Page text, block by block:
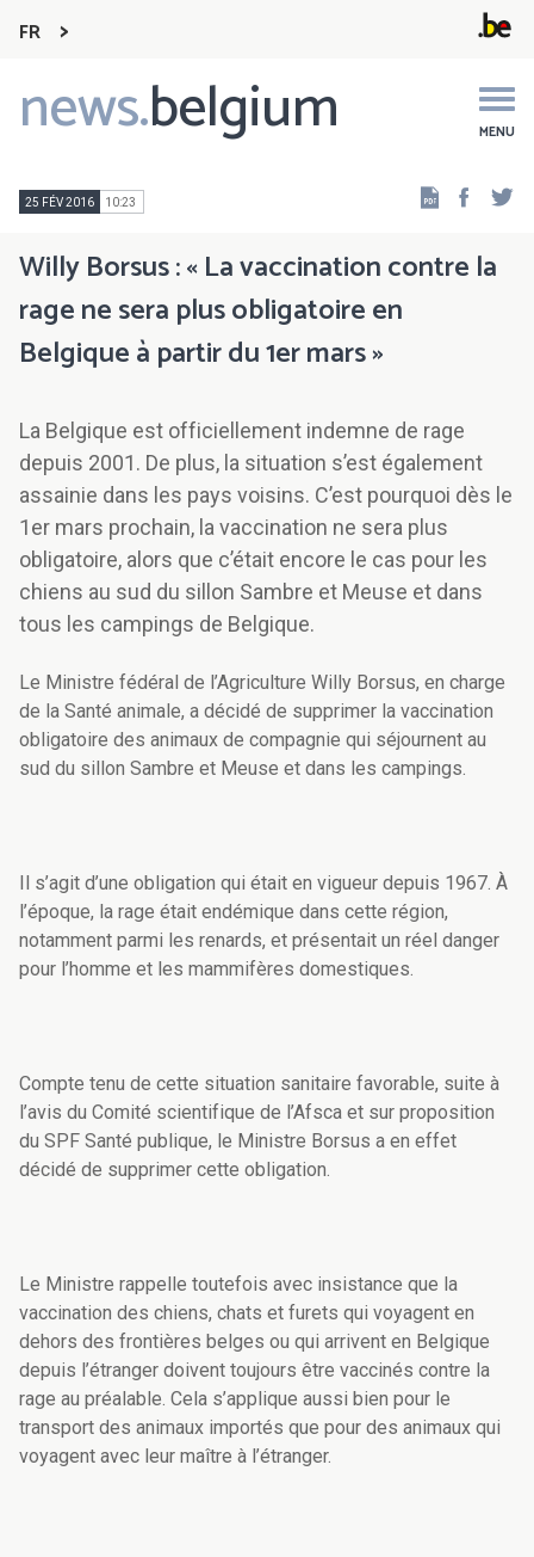
FR
news.belgium MENU
Main
navigation
25 FÉV 2016 10:23
Willy Borsus : « La vaccination contre la
rage ne sera plus obligatoire en
Belgique à partir du 1er mars »
La Belgique est officiellement indemne de rage
depuis 2001. De plus, la situation s’est également
assainie dans les pays voisins. C’est pourquoi dès le
1er mars prochain, la vaccination ne sera plus
obligatoire, alors que c’était encore le cas pour les
chiens au sud du sillon Sambre et Meuse et dans
tous les campings de Belgique.
Le Ministre fédéral de l’Agriculture Willy Borsus, en charge
de la Santé animale, a décidé de supprimer la vaccination
obligatoire des animaux de compagnie qui séjournent au
sud du sillon Sambre et Meuse et dans les campings.
Il s’agit d’une obligation qui était en vigueur depuis 1967. À
l’époque, la rage était endémique dans cette région,
notamment parmi les renards, et présentait un réel danger
pour l’homme et les mammifères domestiques.
Compte tenu de cette situation sanitaire favorable, suite à
l’avis du Comité scientifique de l’Afsca et sur proposition
du SPF Santé publique, le Ministre Borsus a en effet
décidé de supprimer cette obligation.
Le Ministre rappelle toutefois avec insistance que la
vaccination des chiens, chats et furets qui voyagent en
dehors des frontières belges ou qui arrivent en Belgique
depuis l’étranger doivent toujours être vaccinés contre la
rage au préalable. Cela s’applique aussi bien pour le
transport des animaux importés que pour des animaux qui
voyagent avec leur maître à l’étranger.